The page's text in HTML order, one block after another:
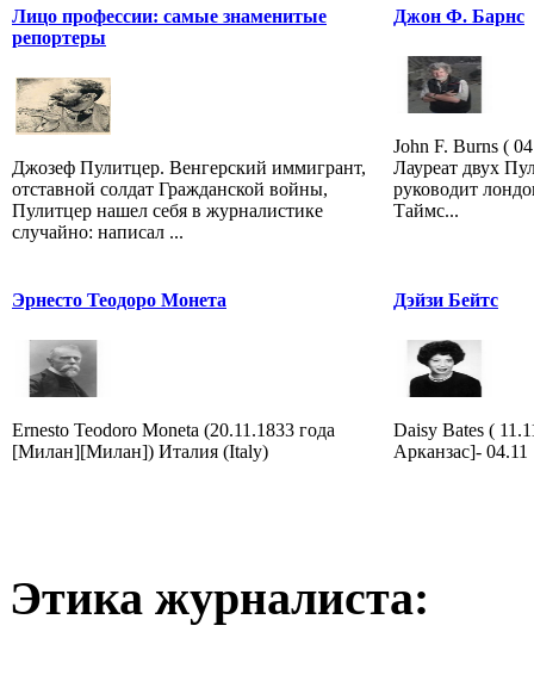
Лицо профессии: самые знаменитые
репортеры
Джозеф Пулитцер. Венгерский иммигрант,
отставной солдат Гражданской войны,
Пулитцер нашел себя в журналистике
случайно: написал ...
Джон Ф. Барнс
John F. Burns (
Лауреат двух
руководит
Таймс...
Эрнесто Теодоро Монета
Ernesto Teodoro Moneta (20.11.1833 года
[Милан][Милан]) Италия (Italy)
Дэйзи Бейтс
Daisy Bates (
Арканзас]- 04.11
Этика журналиста: